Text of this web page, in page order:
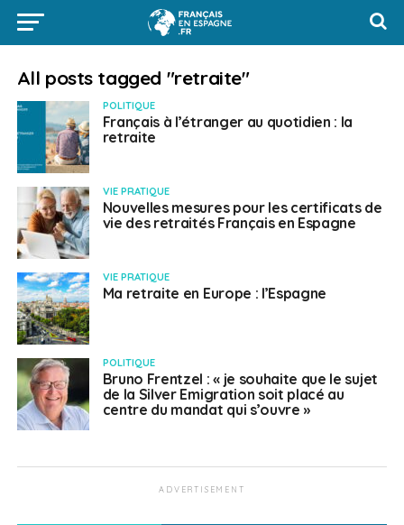
All posts tagged "retraite"
POLITIQUE
Français à l’étranger au quotidien : la
retraite
VIE PRATIQUE
Nouvelles mesures pour les certificats de
vie des retraités Français en Espagne
VIE PRATIQUE
Ma retraite en Europe : l’Espagne
POLITIQUE
Bruno Frentzel : « je souhaite que le sujet
de la Silver Emigration soit placé au
centre du mandat qui s’ouvre »
ADVERTISEMENT